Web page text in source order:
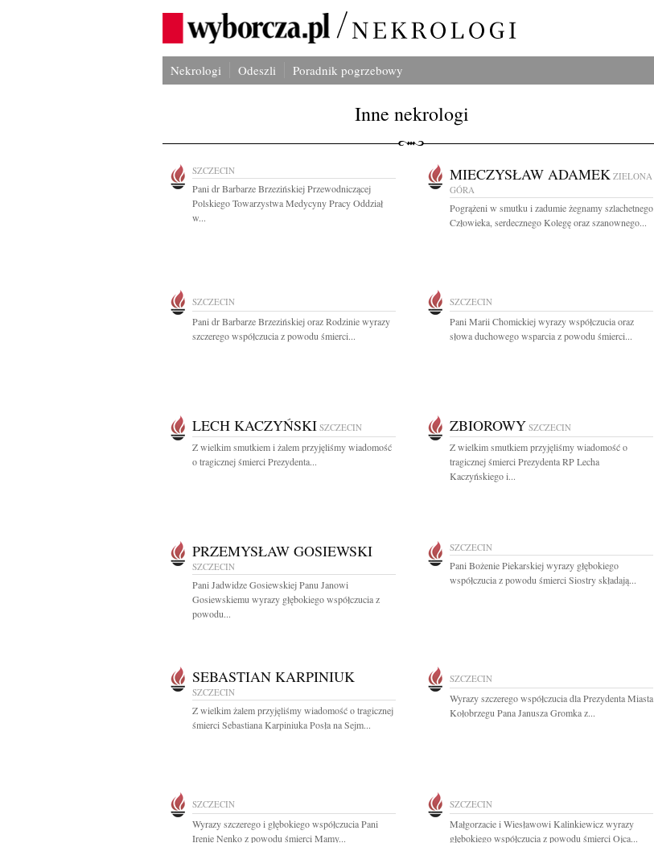
Nekrologi Odeszli Poradnik pogrzebowy
Inne nekrologi
SZCZECIN
Pani dr Barbarze Brzezińskiej Przewodniczącej
Polskiego Towarzystwa Medycyny Pracy Oddział
w...
MIECZYSŁAW ADAMEK ZIELONA
GÓRA
Pogrążeni w smutku i zadumie żegnamy szlachetnego
Człowieka, serdecznego Kolegę oraz szanownego...
SZCZECIN
Pani dr Barbarze Brzezińskiej oraz Rodzinie wyrazy
szczerego współczucia z powodu śmierci...
SZCZECIN
Pani Marii Chomickiej wyrazy współczucia oraz
słowa duchowego wsparcia z powodu śmierci...
LECH KACZYŃSKI SZCZECIN
Z wielkim smutkiem i żalem przyjęliśmy wiadomość
o tragicznej śmierci Prezydenta...
ZBIOROWY SZCZECIN
Z wielkim smutkiem przyjęliśmy wiadomość o
tragicznej śmierci Prezydenta RP Lecha
Kaczyńskiego i...
PRZEMYSŁAW GOSIEWSKI
SZCZECIN
Pani Jadwidze Gosiewskiej Panu Janowi
Gosiewskiemu wyrazy głębokiego współczucia z
powodu...
SZCZECIN
Pani Bożenie Piekarskiej wyrazy głębokiego
współczucia z powodu śmierci Siostry składają...
SEBASTIAN KARPINIUK
SZCZECIN
Z wielkim żalem przyjęliśmy wiadomość o tragicznej
śmierci Sebastiana Karpiniuka Posła na Sejm...
SZCZECIN
Wyrazy szczerego współczucia dla Prezydenta Miasta
Kołobrzegu Pana Janusza Gromka z...
SZCZECIN
Wyrazy szczerego i głębokiego współczucia Pani
Irenie Nenko z powodu śmierci Mamy...
SZCZECIN
Małgorzacie i Wiesławowi Kalinkiewicz wyrazy
głębokiego współczucia z powodu śmierci Ojca...